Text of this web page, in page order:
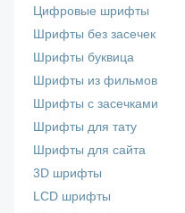
Цифровые шрифты
Шрифты без засечек
Шрифты буквица
Шрифты из фильмов
Шрифты с засечками
Шрифты для тату
Шрифты для сайта
3D шрифты
LCD шрифты